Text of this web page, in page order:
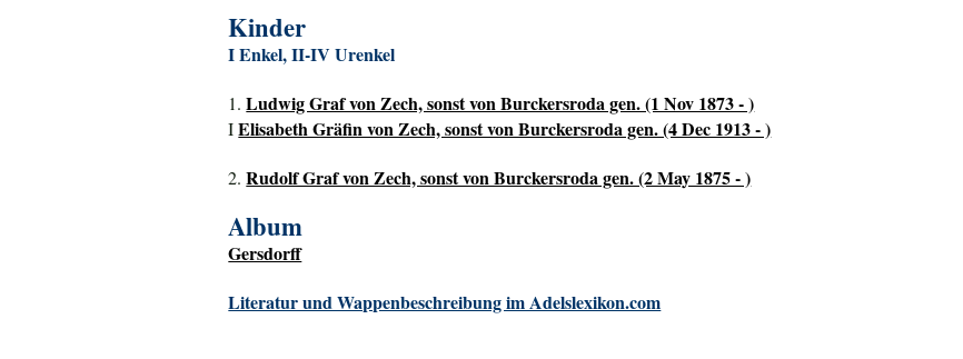
Kinder
I Enkel, II-IV Urenkel
1.Ludwig Graf von Zech, sonst von Burckersroda gen. (1 Nov 1873 - )
IElisabeth Gräfin von Zech, sonst von Burckersroda gen. (4 Dec 1913 - )
2.Rudolf Graf von Zech, sonst von Burckersroda gen. (2 May 1875 - )
Album
Gersdorff
Literatur und Wappenbeschreibung im Adelslexikon.com